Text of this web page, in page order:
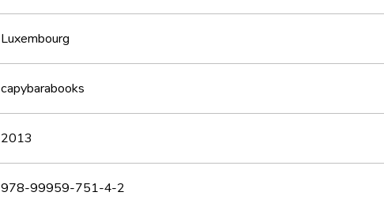
Luxembourg
capybarabooks
2013
978-99959-751-4-2